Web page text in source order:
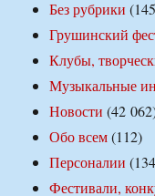
Без рубрики
Грушинский
Клубы,
Музыкальные
Новости (42
Обо всем(112)
Персоналии
Фестивали,